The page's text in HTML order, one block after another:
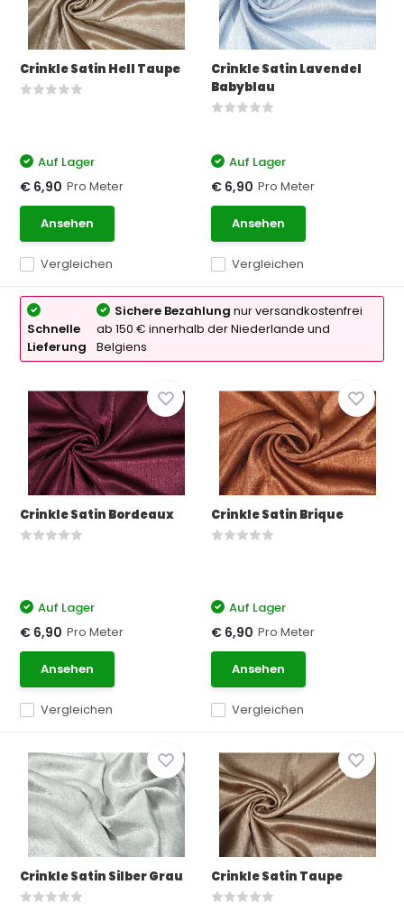
Crinkle Satin Hell Taupe
Vergleichen
Auf Lager
€ 6,90 Pro Meter
Ansehen
Crinkle Satin Lavendel
Babyblau
Vergleichen
Auf Lager
€ 6,90 Pro Meter
Ansehen
Schnelle
Lieferung
Sichere Bezahlung nur versandkostenfrei
ab 150 € innerhalb der Niederlande und
Belgiens
Crinkle Satin Bordeaux
Vergleichen
Auf Lager
€ 6,90 Pro Meter
Ansehen
Crinkle Satin Brique
Vergleichen
Auf Lager
€ 6,90 Pro Meter
Ansehen
Crinkle Satin Silber Grau Crinkle Satin Taupe